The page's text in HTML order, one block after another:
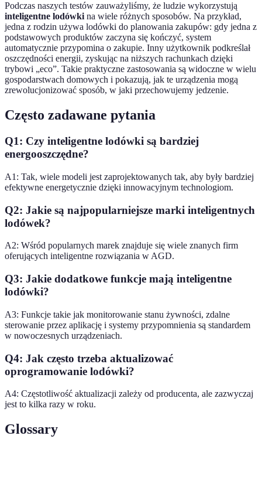
Podczas naszych testów zauważyliśmy, że ludzie wykorzystują
inteligentne lodówkina wiele różnych sposobów. Na przykład,
jedna z rodzin używa lodówki do planowania zakupów: gdy jedna z
podstawowych produktów zaczyna się kończyć, system
automatycznie przypomina o zakupie. Inny użytkownik podkreślał
oszczędności energii, zyskując na niższych rachunkach dzięki
trybowi „eco”. Takie praktyczne zastosowania są widoczne w wielu
gospodarstwach domowych i pokazują, jak te urządzenia mogą
zrewolucjonizować sposób, w jaki przechowujemy jedzenie.
Często zadawane pytania
Q1: Czy inteligentne lodówki są bardziej
energooszczędne?
A1: Tak, wiele modeli jest zaprojektowanych tak, aby były bardziej
efektywne energetycznie dzięki innowacyjnym technologiom.
Q2: Jakie są najpopularniejsze marki inteligentnych
lodówek?
A2: Wśród popularnych marek znajduje się wiele znanych firm
oferujących inteligentne rozwiązania w AGD.
Q3: Jakie dodatkowe funkcje mają inteligentne
lodówki?
A3: Funkcje takie jak monitorowanie stanu żywności, zdalne
sterowanie przez aplikację i systemy przypomnienia są standardem
w nowoczesnych urządzeniach.
Q4: Jak często trzeba aktualizować
oprogramowanie lodówki?
A4: Częstotliwość aktualizacji zależy od producenta, ale zazwyczaj
jest to kilka razy w roku.
Glossary